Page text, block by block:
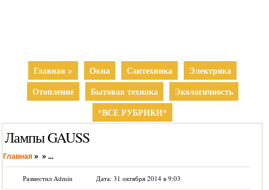
Главная > Окна Сантехника
Электрика
Отопление
Бытовая техника
Экологичность
*ВСЕ РУБРИКИ*
Лампы GAUSS
Главная » » ...
Разместил Admin Дата: 31 октября 2014 в 9:03